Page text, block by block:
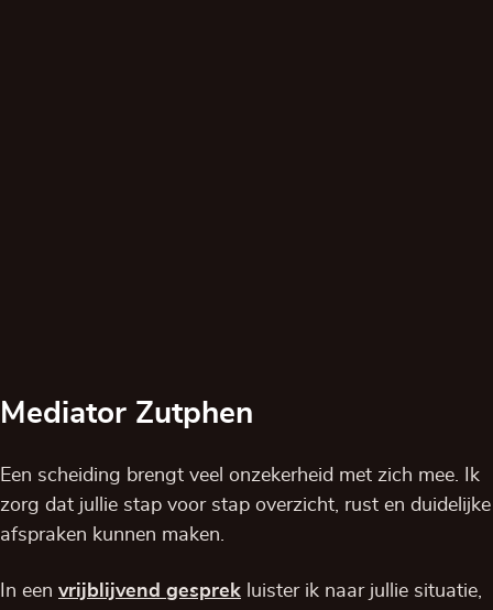
Mediator Zutphen
Een scheiding brengt veel onzekerheid met zich mee. Ik
zorg dat jullie stap voor stap overzicht, rust en duidelijke
afspraken kunnen maken.
In een vrijblijvend gesprek luister ik naar jullie situatie,